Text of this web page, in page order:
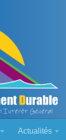
Actualités